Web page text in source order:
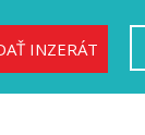
INZERÁT